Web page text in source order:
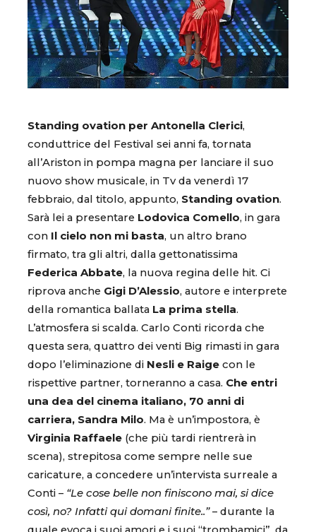
Standing ovation per Antonella Clerici,
conduttrice del Festival sei anni fa, tornata
all’Ariston in pompa magna per lanciare il suo
nuovo show musicale, in Tv da venerdì 17
febbraio, dal titolo, appunto, Standing ovation.
Sarà lei a presentare Lodovica Comello, in gara
con Il cielo non mi basta, un altro brano
firmato, tra gli altri, dalla gettonatissima
Federica Abbate, la nuova regina delle hit. Ci
riprova anche Gigi D’Alessio, autore e interprete
della romantica ballata La prima stella.
L’atmosfera si scalda. Carlo Conti ricorda che
questa sera, quattro dei venti Big rimasti in gara
dopo l’eliminazione di Nesli e Raige con le
rispettive partner, torneranno a casa. Che entri
una dea del cinema italiano, 70 anni di
carriera, Sandra Milo. Ma è un’impostora, è
Virginia Raffaele (che più tardi rientrerà in
scena), strepitosa come sempre nelle sue
caricature, a concedere un’intervista surreale a
Conti – “Le cose belle non finiscono mai, si dice
così, no? Infatti qui domani finite..”– durante la